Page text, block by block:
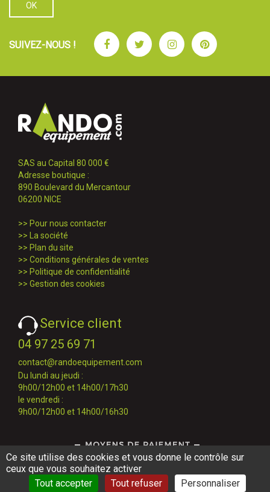
SUIVEZ-NOUS ! FacebookTwitterInstagramPinterest
SAS au Capital 80 000 €
Adresse boutique :
890 Boulevard du Mercantour
06200 NICE
>> Pour nous contacter
>>
La société
>> Plan du site
>> Conditions générales de ventes
>> Politique de confidentialité
>> Gestion des cookies
Service client
04 97 25 69 71
contact@randoequipement.com
Du lundi au jeudi :
9h00/12h00 et 14h00/17h30
le vendredi :
9h00/12h00 et 14h00/16h30
Ce site utilise des cookies et vous donne le contrôle sur
ceux que vous souhaitez activer
Tout accepter
Tout refuser Personnaliser